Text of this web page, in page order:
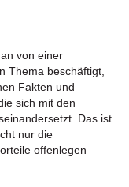
von einer
Thema beschäftigt,
Fakten und
sich mit den
Das ist
nur die
offenlegen –